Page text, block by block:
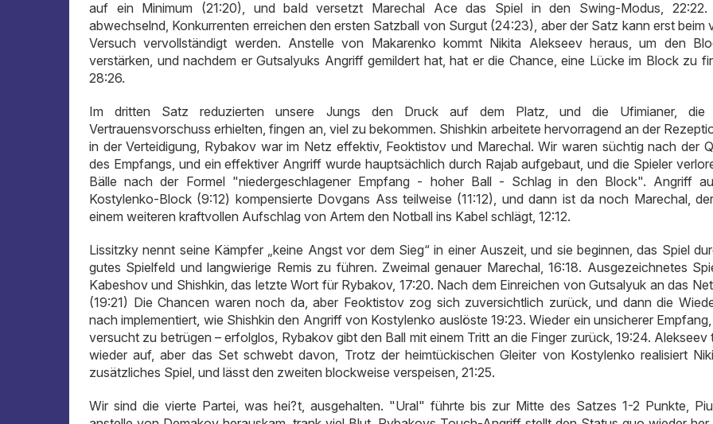
auf ein Minimum (21:20), und bald versetzt Marechal Ace das Spiel in den Swing-Modus, 22:22.
abwechselnd, Konkurrenten erreichen den ersten Satzball von Surgut (24:23), aber der Satz kann erst beim
Versuch vervollständigt werden. Anstelle von Makarenko kommt Nikita Alekseev heraus, um den
verstärken, und nachdem er Gutsalyuks Angriff gemildert hat, hat er die Chance, eine Lücke im Block zu
28:26.
Im dritten Satz reduzierten unsere Jungs den Druck auf dem Platz, und die Ufimianer, die
Vertrauensvorschuss erhielten, fingen an, viel zu bekommen. Shishkin arbeitete hervorragend an der
in der Verteidigung, Rybakov war im Netz effektiv, Feoktistov und Marechal. Wir waren süchtig nach der
des Empfangs, und ein effektiver Angriff wurde hauptsächlich durch Rajab aufgebaut, und die Spieler
Bälle nach der Formel "niedergeschlagener Empfang - hoher Ball - Schlag in den Block". Angriff
Kostylenko-Block (9:12) kompensierte Dovgans Ass teilweise (11:12), und dann ist da noch Marechal,
einem weiteren kraftvollen Aufschlag von Artem den Notball ins Kabel schlägt, 12:12.
Lissitzky nennt seine Kämpfer „keine Angst vor dem Sieg“ in einer Auszeit, und sie beginnen, das Spiel
gutes Spielfeld und langwierige Remis zu führen. Zweimal genauer Marechal, 16:18. Ausgezeichnetes
Kabeshov und Shishkin, das letzte Wort für Rybakov, 17:20. Nach dem Einreichen von Gutsalyuk an das
(19:21) Die Chancen waren noch da, aber Feoktistov zog sich zuversichtlich zurück, und dann die
nach implementiert, wie Shishkin den Angriff von Kostylenko auslöste 19:23. Wieder ein unsicherer
versucht zu betrügen – erfolglos, Rybakov gibt den Ball mit einem Tritt an die Finger zurück, 19:24. Alekseev
wieder auf, aber das Set schwebt davon, Trotz der heimtückischen Gleiter von Kostylenko realisiert
zusätzliches Spiel, und lässt den zweiten blockweise verspeisen, 21:25.
Wir sind die vierte Partei, was hei?t, ausgehalten. "Ural" führte bis zur Mitte des Satzes 1-2 Punkte,